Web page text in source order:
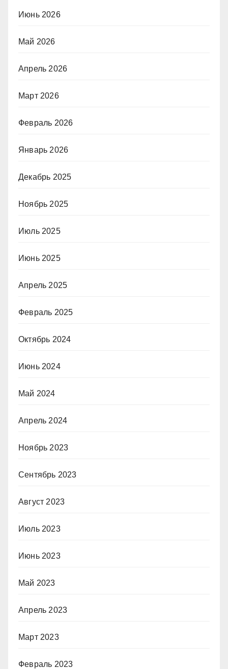
Июнь 2026
Май 2026
Апрель 2026
Март 2026
Февраль 2026
Январь 2026
Декабрь 2025
Ноябрь 2025
Июль 2025
Июнь 2025
Апрель 2025
Февраль 2025
Октябрь 2024
Июнь 2024
Май 2024
Апрель 2024
Ноябрь 2023
Сентябрь 2023
Август 2023
Июль 2023
Июнь 2023
Май 2023
Апрель 2023
Март 2023
Февраль 2023